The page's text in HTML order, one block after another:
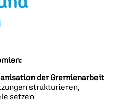
der Gremienarbeit
strukturieren,
setzen